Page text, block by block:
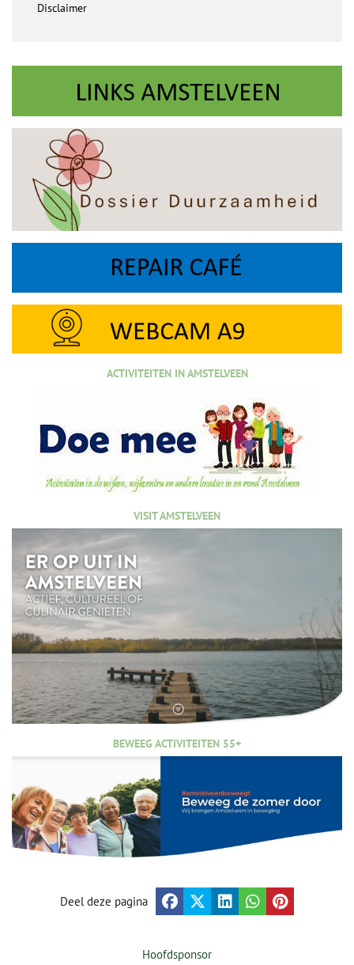
Disclaimer
ACTIVITEITEN IN AMSTELVEEN
VISIT AMSTELVEEN
BEWEEG ACTIVITEITEN 55+
Deel deze pagina
Hoofdsponsor